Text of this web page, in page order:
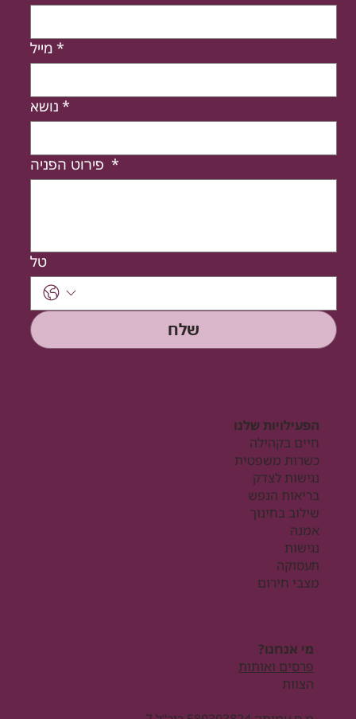
מייל *
נושא *
*
טל
שלח
הפעילויות שלנו
חיים בקהילה
כשרות משפטית
נגישות לצדק
בריאות הנפש
שילוב בחינוך
אמנה
נגישות
תעסוקה
מצבי חירום
מי אנחנו?
פרסים ואותות
הצוות